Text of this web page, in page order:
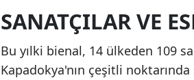
SANATÇILAR VE
Bu yılki bienal, 14 ülkeden 109
Kapadokya'nın çeşitli